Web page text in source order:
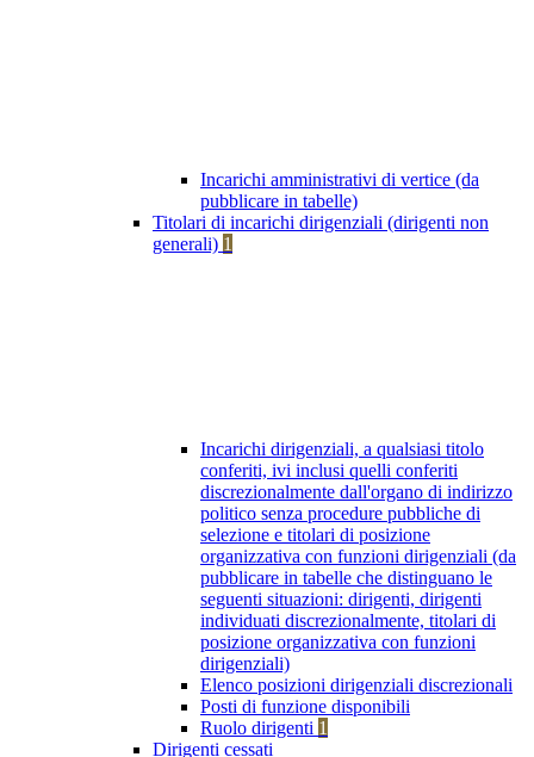
Incarichi amministrativi di vertice (da
pubblicare in tabelle)
Titolari di incarichi dirigenziali (dirigenti non
generali) 1
Incarichi dirigenziali, a qualsiasi titolo
conferiti, ivi inclusi quelli conferiti
discrezionalmente dall'organo di indirizzo
politico senza procedure pubbliche di
selezione e titolari di posizione
organizzativa con funzioni dirigenziali (da
pubblicare in tabelle che distinguano le
seguenti situazioni: dirigenti, dirigenti
individuati discrezionalmente, titolari di
posizione organizzativa con funzioni
dirigenziali)
Elenco posizioni dirigenziali discrezionali
Posti di funzione disponibili
Ruolo dirigenti 1
Dirigenti cessati